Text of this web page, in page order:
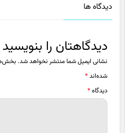
دیدگاه ها
دیدگاهتان را بنویسید
نشانی ایمیل شما منتشر نخواهد شد.
شده‌اند*
دیدگاه*